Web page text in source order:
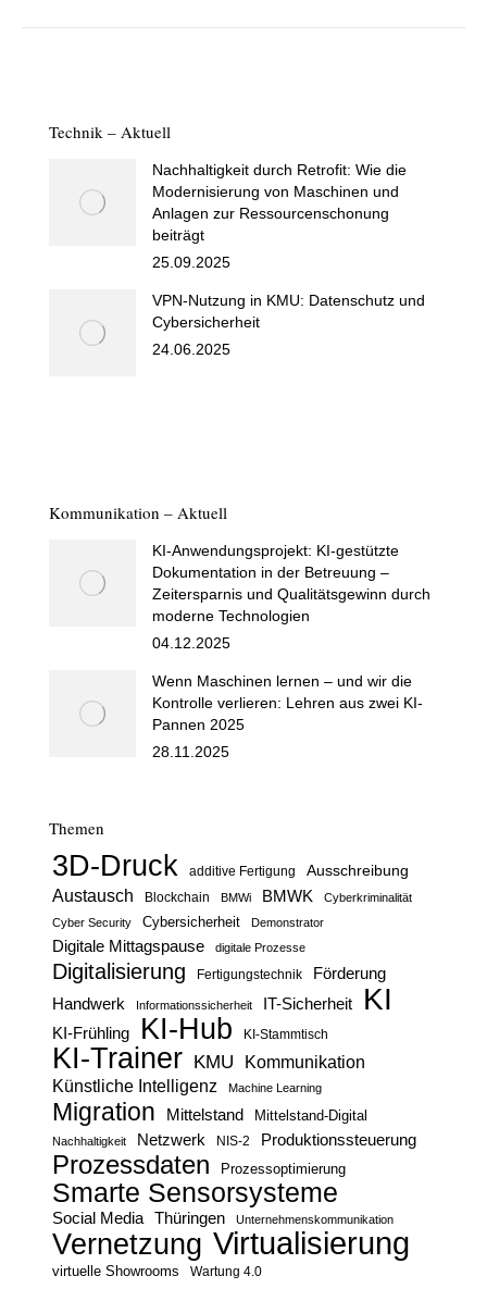
Technik – Aktuell
Nachhaltigkeit durch Retrofit: Wie die
Modernisierung von Maschinen und
Anlagen zur Ressourcenschonung
beiträgt
25.09.2025
VPN-Nutzung in KMU: Datenschutz und
Cybersicherheit
24.06.2025
Kommunikation – Aktuell
KI-Anwendungsprojekt: KI-gestützte
Dokumentation in der Betreuung –
Zeitersparnis und Qualitätsgewinn durch
moderne Technologien
04.12.2025
Wenn Maschinen lernen – und wir die
Kontrolle verlieren: Lehren aus zwei KI-
Pannen 2025
28.11.2025
Themen
3D-Druck additive Fertigung Ausschreibung
Austausch Blockchain BMWi BMWK
Cyberkriminalität
Cyber Security
Cybersicherheit Demonstrator
Digitale Mittagspause digitale Prozesse
Digitalisierung Fertigungstechnik Förderung
Handwerk Informationssicherheit IT-Sicherheit KI
KI-Frühling KI-Hub KI-Stammtisch
KI-Trainer KMU
Kommunikation
Künstliche Intelligenz
Machine Learning
Migration Mittelstand Mittelstand-Digital
Nachhaltigkeit Netzwerk NIS-2 Produktionssteuerung
Prozessdaten Prozessoptimierung
Smarte Sensorsysteme
Social Media Thüringen Unternehmenskommunikation
Vernetzung Virtualisierung
virtuelle Showrooms Wartung 4.0